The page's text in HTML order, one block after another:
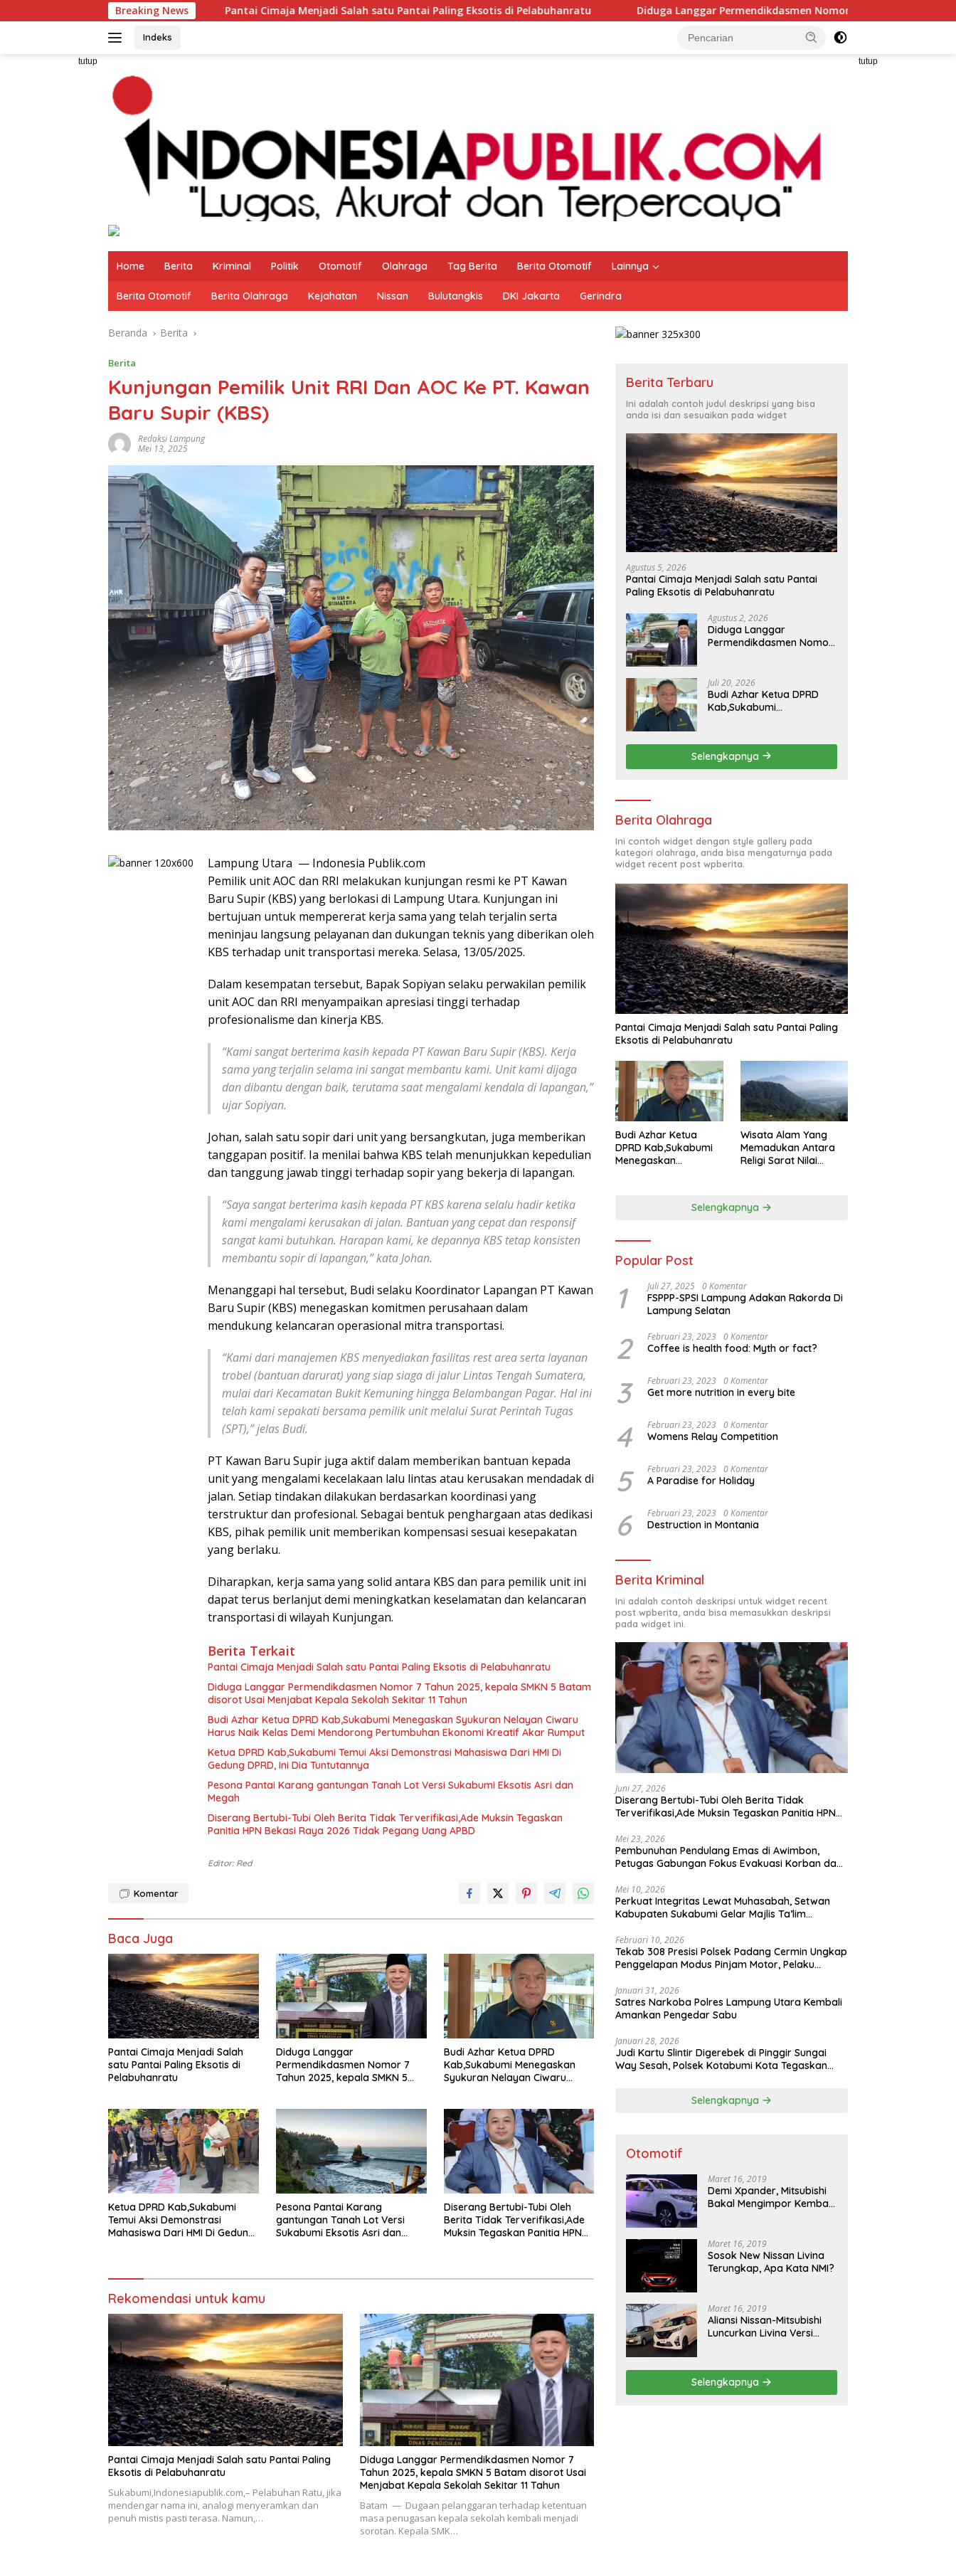
ke
Breaking News
Pantai Cimaja Menjadi Salah satu Pantai Paling Eksotis di Pelabuhanratu Diduga Langgar Permendikdasmen Nomor 7 Tahun 2025, kepala SMKN 5 Batam disorot
Indeks
tutup tutup
Home Berita Kriminal Politik Otomotif Olahraga Tag Berita Berita Otomotif Lainnya
Berita Otomotif Berita Olahraga Kejahatan Nissan Bulutangkis DKI Jakarta Gerindra
Beranda Berita
Berita
Kunjungan Pemilik Unit RRI Dan AOC Ke PT. Kawan
Baru Supir (KBS)
Redaksi Lampung
Mei 13, 2025
Lampung Utara — Indonesia Publik.com
Pemilik unit AOC dan RRI melakukan kunjungan resmi ke PT Kawan
Baru Supir (KBS) yang berlokasi di Lampung Utara. Kunjungan ini
bertujuan untuk mempererat kerja sama yang telah terjalin serta
meninjau langsung pelayanan dan dukungan teknis yang diberikan oleh
KBS terhadap unit transportasi mereka. Selasa, 13/05/2025.
Dalam kesempatan tersebut, Bapak Sopiyan selaku perwakilan pemilik
unit AOC dan RRI menyampaikan apresiasi tinggi terhadap
profesionalisme dan kinerja KBS.
“Kami sangat berterima kasih kepada PT Kawan Baru Supir (KBS). Kerja
sama yang terjalin selama ini sangat membantu kami. Unit kami dijaga
dan dibantu dengan baik, terutama saat mengalami kendala di lapangan,”
ujar Sopiyan.
Johan, salah satu sopir dari unit yang bersangkutan, juga memberikan
tanggapan positif. Ia menilai bahwa KBS telah menunjukkan kepedulian
dan tanggung jawab tinggi terhadap sopir yang bekerja di lapangan.
“Saya sangat berterima kasih kepada PT KBS karena selalu hadir ketika
kami mengalami kerusakan di jalan. Bantuan yang cepat dan responsif
sangat kami butuhkan. Harapan kami, ke depannya KBS tetap konsisten
membantu sopir di lapangan,” kata Johan.
Menanggapi hal tersebut, Budi selaku Koordinator Lapangan PT Kawan
Baru Supir (KBS) menegaskan komitmen perusahaan dalam
mendukung kelancaran operasional mitra transportasi.
“Kami dari manajemen KBS menyediakan fasilitas rest area serta layanan
trobel (bantuan darurat) yang siap siaga di jalur Lintas Tengah Sumatera,
mulai dari Kecamatan Bukit Kemuning hingga Belambangan Pagar. Hal ini
telah kami sepakati bersama pemilik unit melalui Surat Perintah Tugas
(SPT),” jelas Budi.
PT Kawan Baru Supir juga aktif dalam memberikan bantuan kepada
unit yang mengalami kecelakaan lalu lintas atau kerusakan mendadak di
jalan. Setiap tindakan dilakukan berdasarkan koordinasi yang
terstruktur dan profesional. Sebagai bentuk penghargaan atas dedikasi
KBS, pihak pemilik unit memberikan kompensasi sesuai kesepakatan
yang berlaku.
Diharapkan, kerja sama yang solid antara KBS dan para pemilik unit ini
dapat terus berlanjut demi meningkatkan keselamatan dan kelancaran
transportasi di wilayah Kunjungan.
Berita Terkait
Pantai Cimaja Menjadi Salah satu Pantai Paling Eksotis di Pelabuhanratu
Diduga Langgar Permendikdasmen Nomor 7 Tahun 2025, kepala SMKN 5 Batam
disorot Usai Menjabat Kepala Sekolah Sekitar 11 Tahun
Budi Azhar Ketua DPRD Kab,Sukabumi Menegaskan Syukuran Nelayan Ciwaru
Harus Naik Kelas Demi Mendorong Pertumbuhan Ekonomi Kreatif Akar Rumput
Ketua DPRD Kab,Sukabumi Temui Aksi Demonstrasi Mahasiswa Dari HMI Di
Gedung DPRD, Ini Dia Tuntutannya
Pesona Pantai Karang gantungan Tanah Lot Versi Sukabumi Eksotis Asri dan
Megah
Diserang Bertubi-Tubi Oleh Berita Tidak Terverifikasi,Ade Muksin Tegaskan
Panitia HPN Bekasi Raya 2026 Tidak Pegang Uang APBD
Editor: Red
Komentar
Baca Juga
Pantai Cimaja Menjadi Salah
satu Pantai Paling Eksotis di
Pelabuhanratu
Diduga Langgar
Permendikdasmen Nomor 7
Tahun 2025, kepala SMKN 5
Tahun
Budi Azhar Ketua DPRD
Kab,Sukabumi Menegaskan
Syukuran Nelayan Ciwaru
Ekonomi Kreatif Akar Rumput
Ketua DPRD Kab,Sukabumi
Temui Aksi Demonstrasi
Mahasiswa Dari HMI Di Gedung
Pesona Pantai Karang
gantungan Tanah Lot Versi
Sukabumi Eksotis Asri dan
Diserang Bertubi-Tubi Oleh
Berita Tidak Terverifikasi,Ade
Muksin Tegaskan Panitia HPN
Rekomendasi untuk kamu
Pantai Cimaja Menjadi Salah satu Pantai Paling
Eksotis di Pelabuhanratu
Sukabumi,Indonesiapublik.com,– Pelabuhan Ratu, jika
mendengar nama ini, analogi menyeramkan dan
penuh mistis pasti terasa. Namun,…
Diduga Langgar Permendikdasmen Nomor 7
Tahun 2025, kepala SMKN 5 Batam disorot Usai
Menjabat Kepala Sekolah Sekitar 11 Tahun
Batam — Dugaan pelanggaran terhadap ketentuan
masa penugasan kepala sekolah kembali menjadi
sorotan. Kepala SMK…
Berita Terbaru
Ini adalah contoh judul deskripsi yang bisa
anda isi dan sesuaikan pada widget
Agustus 5, 2026
Pantai Cimaja Menjadi Salah satu Pantai
Paling Eksotis di Pelabuhanratu
Agustus 2, 2026
Diduga Langgar
Permendikdasmen Nomor
Usai Menjabat Kepala
Sekolah Sekitar 11 Tahun
Juli 20, 2026
Budi Azhar Ketua DPRD
Kab,Sukabumi
Naik Kelas Demi
Mendorong Pertumbuhan
Ekonomi Kreatif Akar
Selengkapnya
Berita Olahraga
Ini contoh widget dengan style gallery pada
kategori olahraga, anda bisa mengaturnya pada
widget recent post wpberita.
Pantai Cimaja Menjadi Salah satu Pantai Paling
Eksotis di Pelabuhanratu
Budi Azhar Ketua
DPRD Kab,Sukabumi
Menegaskan
Ekonomi Kreatif Akar
Wisata Alam Yang
Memadukan Antara
Religi Sarat Nilai
Sukabumi
Selengkapnya
Popular Post
1 Juli 27, 2025 0 Komentar
FSPPP-SPSI Lampung Adakan Rakorda Di
Lampung Selatan
2 Februari 23, 2023 0 Komentar
Coffee is health food: Myth or fact?
3 Februari 23, 2023 0 Komentar
Get more nutrition in every bite
4 Februari 23, 2023 0 Komentar
Womens Relay Competition
5 Februari 23, 2023 0 Komentar
A Paradise for Holiday
6 Februari 23, 2023 0 Komentar
Destruction in Montania
Berita Kriminal
Ini adalah contoh deskripsi untuk widget recent
post wpberita, anda bisa memasukkan deskripsi
pada widget ini.
Juni 27, 2026
Diserang Bertubi-Tubi Oleh Berita Tidak
Terverifikasi,Ade Muksin Tegaskan Panitia HPN
Mei 23, 2026
Pembunuhan Pendulang Emas di Awimbon,
Petugas Gabungan Fokus Evakuasi Korban dan
Mei 10, 2026
Perkuat Integritas Lewat Muhasabah, Setwan
Kabupaten Sukabumi Gelar Majlis Ta’lim
Februari 10, 2026
Tekab 308 Presisi Polsek Padang Cermin Ungkap
Penggelapan Modus Pinjam Motor, Pelaku
Januari 31, 2026
Satres Narkoba Polres Lampung Utara Kembali
Amankan Pengedar Sabu
Januari 28, 2026
Judi Kartu Slintir Digerebek di Pinggir Sungai
Way Sesah, Polsek Kotabumi Kota Tegaskan
Selengkapnya
Otomotif
Maret 16, 2019
Demi Xpander, Mitsubishi
Bakal Mengimpor Kembali
Maret 16, 2019
Sosok New Nissan Livina
Terungkap, Apa Kata NMI?
Maret 16, 2019
Aliansi Nissan-Mitsubishi
Luncurkan Livina Versi
Selengkapnya